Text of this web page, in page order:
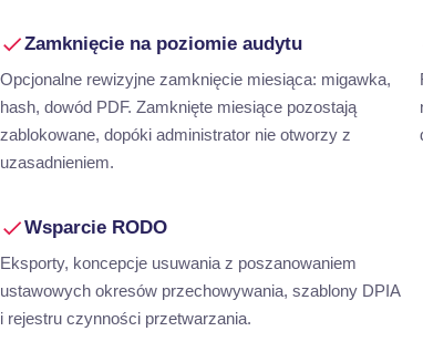
Zamknięcie na poziomie audytu
Opcjonalne rewizyjne zamknięcie miesiąca: migawka,
hash, dowód PDF. Zamknięte miesiące pozostają
zablokowane, dopóki administrator nie otworzy z
uzasadnieniem.
Wsparcie RODO
Eksporty, koncepcje usuwania z poszanowaniem
ustawowych okresów przechowywania, szablony DPIA
i rejestru czynności przetwarzania.